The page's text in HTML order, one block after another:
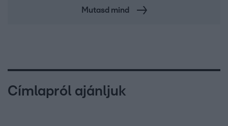
Mutasd mind
Címlapról ajánljuk